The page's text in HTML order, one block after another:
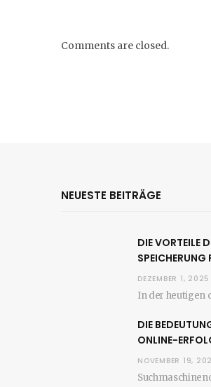
Comments are closed.
NEUESTE BEITRÄGE
DIE VORTEILE
SPEICHERUNG
DEZEMBER 1, 2025
DIE
ONLINE-
NOVEMBER 19,